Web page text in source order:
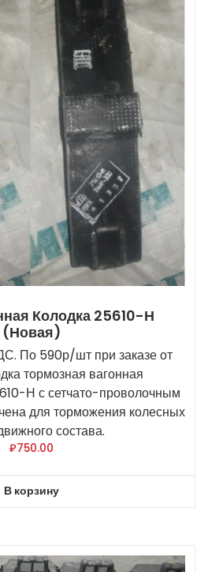
Колодка 25610-Н
(новая)
По 590р/шт при заказе от
тормозная вагонная
Н с сетчато-проволочным
для торможения колесных
состава.
₽750.00
В корзину